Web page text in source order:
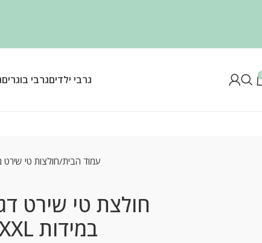
גרבי ילדיםגרבי בוגרים
עמוד הבית חולצות טי שירט
חולצת טי שירט
במידות S-XXL